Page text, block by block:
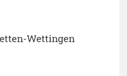
Wettingen